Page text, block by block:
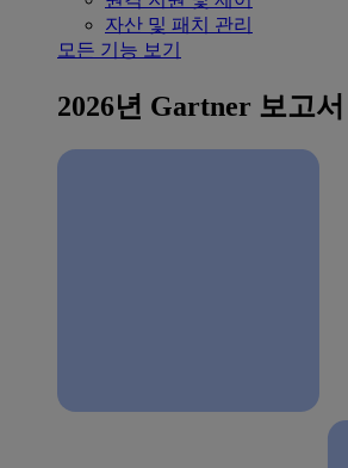
자산 및 패치 관리
모든 기능 보기
2026년 Gartner 보고서